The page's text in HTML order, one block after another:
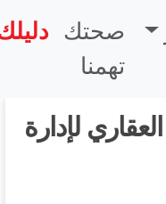
صحتك
تهمنا
لإدارة